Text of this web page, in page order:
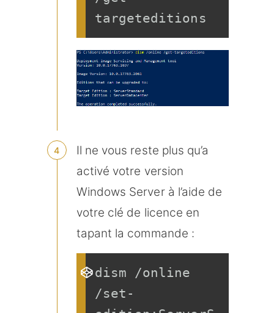
targeteditions
Il ne vous reste plus qu’a
activé votre version
Windows Server à l’aide de
votre clé de licence en
tapant la commande :
dism /online
/set-